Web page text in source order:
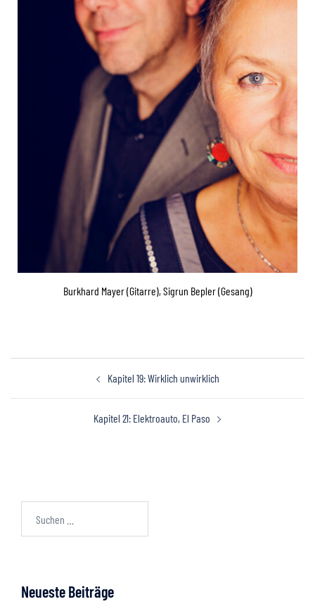
Burkhard Mayer (Gitarre), Sigrun Bepler (Gesang)
Kapitel 19: Wirklich unwirklich
Kapitel 21: Elektroauto, El Paso
Neueste Beiträge